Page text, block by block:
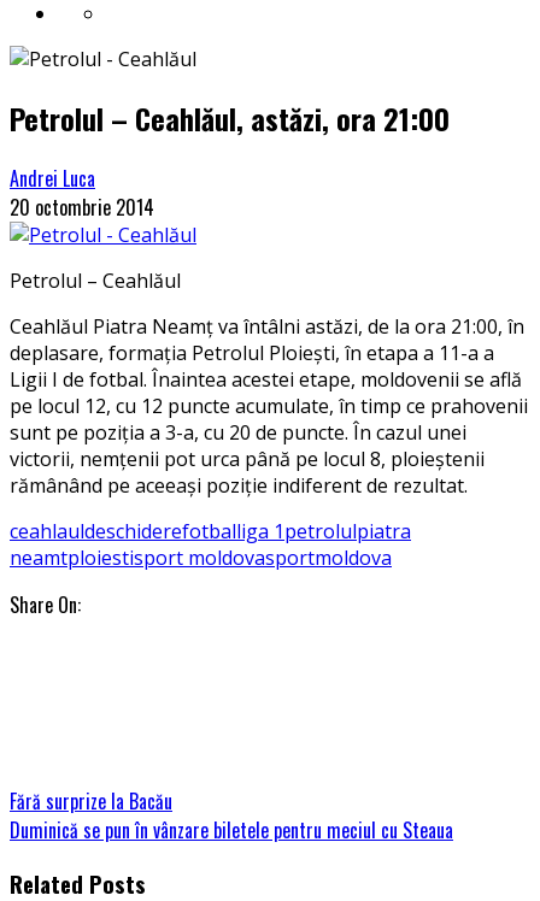
Petrolul – Ceahlăul, astăzi, ora 21:00
Andrei Luca
20 octombrie 2014
Petrolul – Ceahlăul
Ceahlăul Piatra Neamț va întâlni astăzi, de la ora 21:00, în
deplasare, formația Petrolul Ploiești, în etapa a 11-a a
Ligii I de fotbal. Înaintea acestei etape, moldovenii se află
pe locul 12, cu 12 puncte acumulate, în timp ce prahovenii
sunt pe poziția a 3-a, cu 20 de puncte. În cazul unei
victorii, nemțenii pot urca până pe locul 8, ploieștenii
rămânând pe aceeași poziție indiferent de rezultat.
ceahlauldeschiderefotballiga 1petrolulpiatra
neamtploiestisport moldovasportmoldova
Share On:
Fără surprize la Bacău
Duminică se pun în vânzare biletele pentru meciul cu Steaua
Related Posts